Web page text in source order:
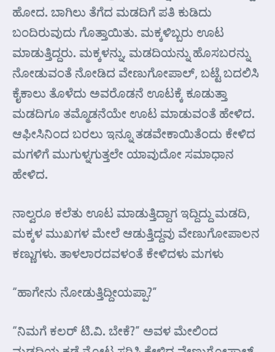
ಹೋದ. ಬಾಗಿಲು ತೆಗೆದ ಮಡದಿಗೆ ಪತಿ ಕುಡಿದು
ಬಂದಿರುವುದು ಗೊತ್ತಾಯಿತು. ಮಕ್ಕಳಿಬ್ಬರು ಊಟ
ಮಾಡುತ್ತಿದ್ದರು. ಮಕ್ಕಳನ್ನು, ಮಡದಿಯನ್ನು ಹೊಸಬರನ್ನು
ನೋಡುವಂತೆ ನೋಡಿದ ವೇಣುಗೋಪಾಲ್, ಬಟ್ಟೆ ಬದಲಿಸಿ
ಕೈಕಾಲು ತೊಳೆದು ಅವರೊಡನೆ ಊಟಕ್ಕೆ ಕೂಡುತ್ತಾ
ಮಡದಿಗೂ ತಮ್ಮೊಡನೆಯೇ ಊಟ ಮಾಡುವಂತೆ ಹೇಳಿದ.
ಆಫೀಸಿನಿಂದ ಬರಲು ಇನ್ನೂ ತಡವೇಕಾಯಿತೆಂದು ಕೇಳಿದ
ಮಗಳಿಗೆ ಮುಗುಳ್ನಗುತ್ತಲೇ ಯಾವುದೋ ಸಮಾಧಾನ
ಹೇಳಿದ.
ನಾಲ್ವರೂ ಕಲೆತು ಊಟ ಮಾಡುತ್ತಿದ್ದಾಗ ಇದ್ದಿದ್ದು ಮಡದಿ,
ಮಕ್ಕಳ ಮುಖಗಳ ಮೇಲೆ ಆಡುತ್ತಿದ್ದವು ವೇಣುಗೋಪಾಲನ
ಕಣ್ಣುಗಳು. ತಾಳಲಾರದವಳಂತೆ ಕೇಳಿದಳು ಮಗಳು
“ಹಾಗೇನು ನೋಡುತ್ತಿದ್ದೀಯಪ್ಪಾ?”
“ನಿಮಗೆ ಕಲರ್ ಟಿ.ವಿ. ಬೇಕೆ?” ಅವಳ ಮೇಲಿಂದ